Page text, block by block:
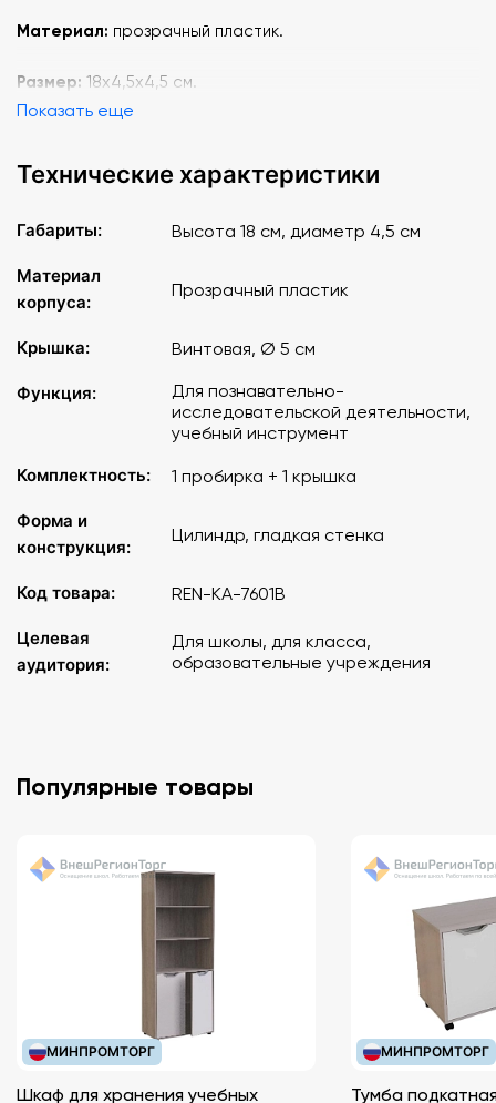
Материал: прозрачный пластик.
Размер: 18х4,5х4,5 см.
Показать еще
Технические характеристики
Габариты: Высота 18 см, диаметр 4,5 см
Материал
корпуса:
Прозрачный пластик
Крышка: Винтовая, Ø 5 см
Функция:
Для познавательно-
исследовательской деятельности,
учебный инструмент
Комплектность:
1 пробирка + 1 крышка
Форма и
конструкция:
Цилиндр, гладкая стенка
Код товара: REN-KA-7601B
Целевая
аудитория:
Для школы, для класса,
образовательные учреждения
Популярные товары
МИНПРОМТОРГ
Шкаф для хранения учебных
МИНПРОМТОРГ
Тумба